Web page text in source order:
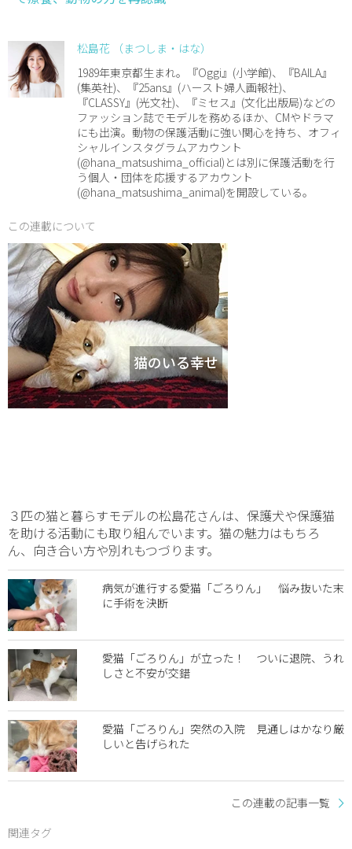
松島花 （まつしま・はな）
1989年東京都生まれ。『Oggi』(小学館)、『BAILA』
(集英社)、『25ans』(ハースト婦人画報社)、
『CLASSY』(光文社)、『ミセス』(文化出版局)などの
ファッション誌でモデルを務めるほか、CMやドラマ
にも出演。動物の保護活動に強い関心を持ち、オフィ
シャルインスタグラムアカウント
(@hana_matsushima_official)とは別に保護活動を行
う個人・団体を応援するアカウント
(@hana_matsushima_animal)を開設している。
この連載について
猫のいる幸せ
３匹の猫と暮らすモデルの松島花さんは、保護犬や保護猫
を助ける活動にも取り組んでいます。猫の魅力はもちろ
ん、向き合い方や別れもつづります。
病気が進行する愛猫「ごろりん」 悩み抜いた末
に手術を決断
愛猫「ごろりん」が立った！ ついに退院、うれ
しさと不安が交錯
愛猫「ごろりん」突然の入院 見通しはかなり厳
しいと告げられた
この連載の記事一覧
関連タグ